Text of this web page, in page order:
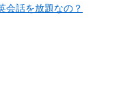
会話を放題なの？